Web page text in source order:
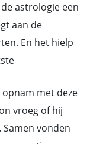
astrologie een
aan de
En het hielp
met deze
vroeg of hij
vonden